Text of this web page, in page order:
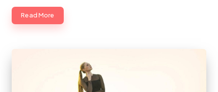
Read More